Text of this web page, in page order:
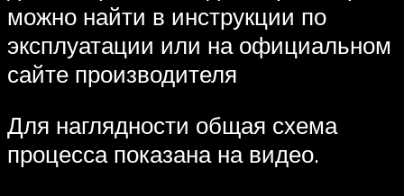
можно найти в инструкции по
эксплуатации или на официальном
сайте производителя
Для наглядности общая схема
процесса показана на видео.